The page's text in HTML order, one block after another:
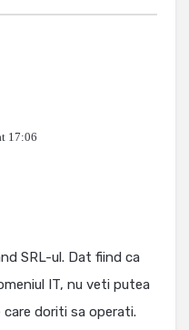
17:06
SRL-ul. Dat fiind ca
IT, nu veti putea
care doriti sa operati.